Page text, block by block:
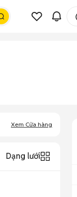
Xem Cửa hàng
Dạng lưới